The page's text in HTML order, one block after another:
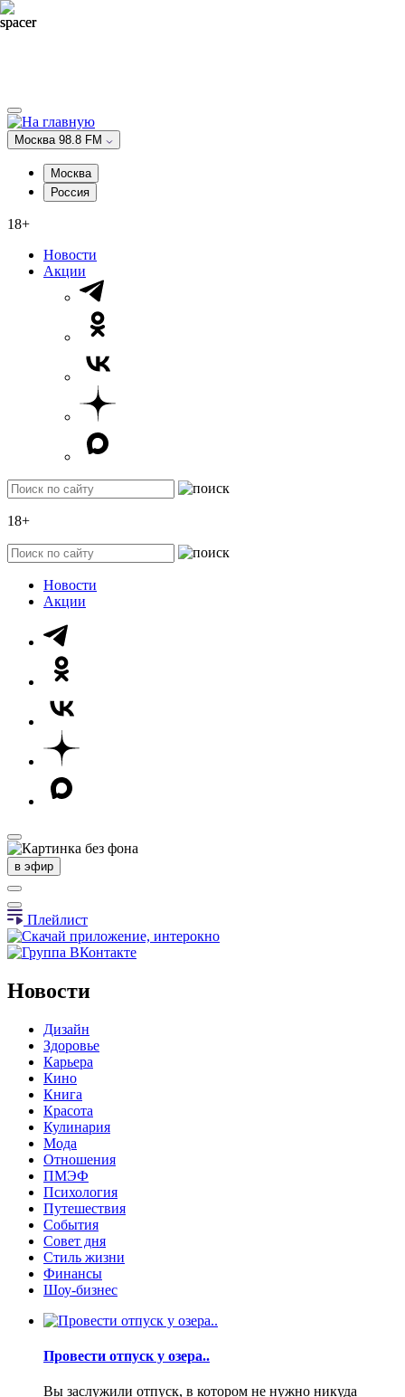
Москва 98.8 FM
Москва
Россия
18+
Новости
Акции
18+
Новости
Акции
в эфир
Плейлист
Новости
Дизайн
Здоровье
Карьера
Кино
Книга
Красота
Кулинария
Мода
Отношения
ПМЭФ
Психология
Путешествия
События
Совет дня
Стиль жизни
Финансы
Шоу-бизнес
Провести отпуск у озера..
Вы заслужили отпуск, в котором не нужно никуда